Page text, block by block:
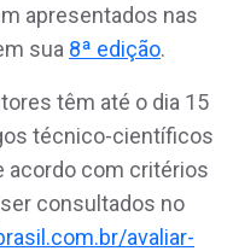
apresentados nas
sua 8ª edição.
têm até o dia 15
técnico-científicos
acordo com critérios
consultados no
avaliar-